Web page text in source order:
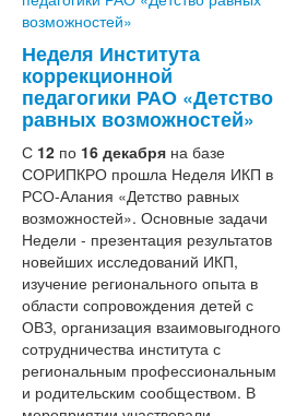
Неделя Института
коррекционной
педагогики РАО «Детство
равных возможностей»
С 12 по 16 декабря на базе
СОРИПКРО прошла Неделя ИКП в
РСО-Алания «Детство равных
возможностей». Основные задачи
Недели - презентация результатов
новейших исследований ИКП,
изучение регионального опыта в
области сопровождения детей с
ОВЗ, организация взаимовыгодного
сотрудничества института с
региональным профессиональным
и родительским сообществом. В